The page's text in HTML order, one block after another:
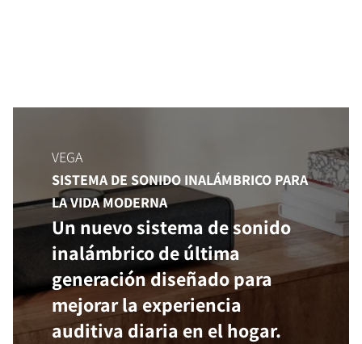
VEGA
SISTEMA DE SONIDO INALÁMBRICO PARA
LA VIDA MODERNA
Un nuevo sistema de sonido
inalámbrico de última
generación diseñado para
mejorar la experiencia
auditiva diaria en el hogar.